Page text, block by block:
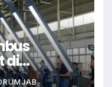
di